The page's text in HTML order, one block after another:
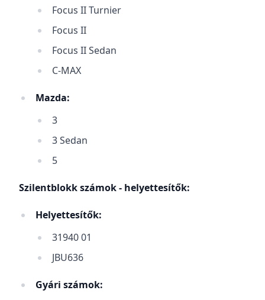
Focus II Turnier
Focus II
Focus II Sedan
C-MAX
Mazda:
3
3 Sedan
5
Szilentblokk számok - helyettesítők:
Helyettesítők:
31940 01
JBU636
Gyári számok: